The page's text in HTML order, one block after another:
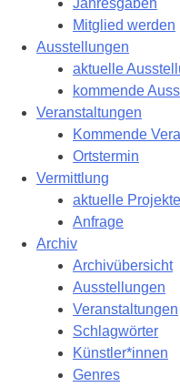
Jahresgaben
Mitglied werden
Ausstellungen
aktuelle
kommende
Veranstaltungen
Kommende
Ortstermin
Vermittlung
aktuelle Projekte
Anfrage
Archiv
Archivübersicht
Ausstellungen
Veranstaltungen
Schlagwörter
Künstler*innen
Genres